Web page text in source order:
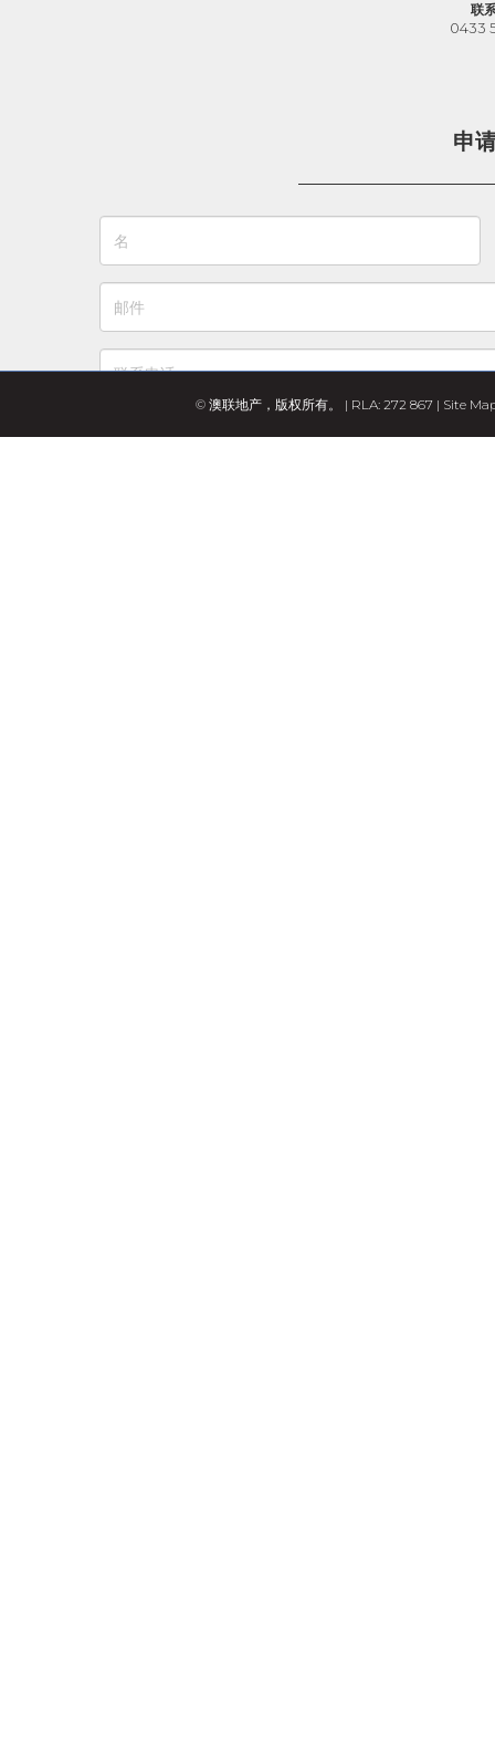
联
0433
申
© 澳联地产，版权所有。 | RLA: 272 867 | Site